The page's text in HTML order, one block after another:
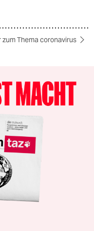
zum Thema coronavirus